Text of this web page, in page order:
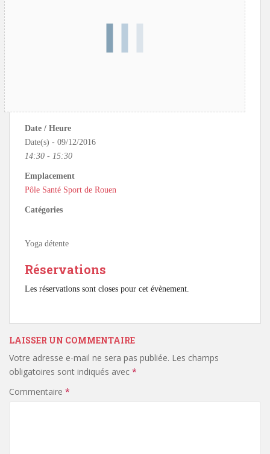
Date / Heure
Date(s) - 09/12/2016
14:30 - 15:30
Emplacement
Pôle Santé Sport de Rouen
Catégories
Yoga détente
Réservations
Les réservations sont closes pour cet évènement.
LAISSER UN COMMENTAIRE
Votre adresse e-mail ne sera pas publiée. Les champs
obligatoires sont indiqués avec *
Commentaire *